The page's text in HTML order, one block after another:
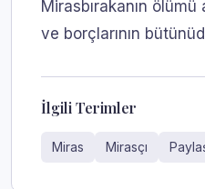
Mirasbırakanın
ve borçlarının
İlgili Terimler
Miras Mirasçı